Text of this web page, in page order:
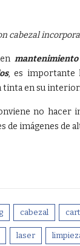
cabezal
mantenimiento
, es importante
tinta en su interior.
no hacer
de imágenes de
cabezal
laser